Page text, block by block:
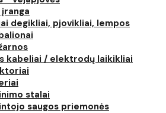
degikliai, pjovikliai, lempos
kabeliai / elektrodų laikikliai
stalai
saugos priemonės